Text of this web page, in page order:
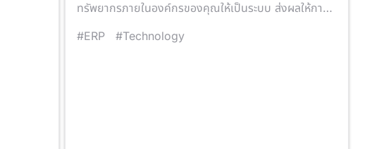
ทรัพยากรภายในองค์กรของคุณให้เป็นระบบ ส่งผลให้การ
#ERP#Technology